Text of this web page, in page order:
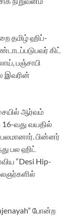
தமிழ் ஹிப்-
கிட்
பஞ்சாபி
இவரின்
ஆர்வம்
வது வயதில்
பின்னர்
பல ஹிட்
“Desi Hip-
போன்ற